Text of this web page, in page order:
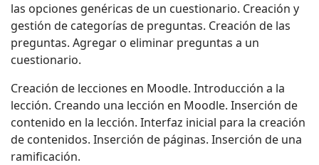
las opciones genéricas de un cuestionario. Creación y
gestión de categorías de preguntas. Creación de las
preguntas. Agregar o eliminar preguntas a un
cuestionario.
Creación de lecciones en Moodle. Introducción a la
lección. Creando una lección en Moodle. Inserción de
contenido en la lección. Interfaz inicial para la creación
de contenidos. Inserción de páginas. Inserción de una
ramificación.